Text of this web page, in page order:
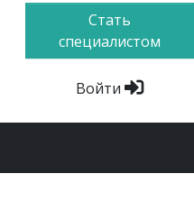
Стать
специалистом
Войти